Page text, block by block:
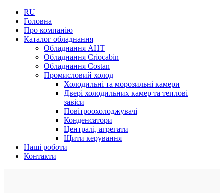
RU
Головна
Про компанію
Каталог обладнання
Обладнання AHT
Обладнання Criocabin
Обладнання Costan
Промисловий холод
Холодильні та морозильні камери
Двері холодильних камер та теплові
завіси
Повітроохолоджувачі
Конденсатори
Централі, агрегати
Щити керування
Наші роботи
Контакти